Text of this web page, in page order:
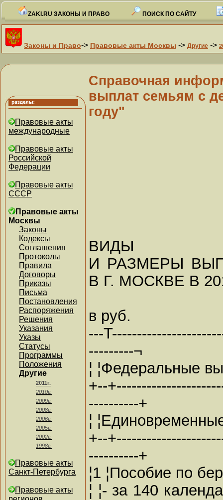
ZAKI.RU ЗАКОНЫ И ПРАВО ПОИСК ПО САЙТУ
Законы и Право-> Правовые акты Москвы -> Другие ->
Правовые акты
международные
Правовые акты
Российской
Федерации
Правовые акты
СССР
Правовые акты
Москвы
Законы
Кодексы
Соглашения
Протоколы
Правила
Договоры
Приказы
Письма
Постановления
Распоряжения
Решения
Указания
Указы
Статусы
Программы
Положения
Другие
2011г.
2010г.
2009г.
2008г.
2006г.
2005г.
2002г.
1998г.
Правовые акты
Санкт-Петербурга
Правовые акты
Справочная
выплат семьям с
году"
ВИДЫ
И РАЗМЕРЫ
В Г. МОСКВЕ В
в руб.
---
---------¬
¦ ¦Федеральные
+--
----------+
¦
+--
----------+
¦1 ¦Пособие по
¦ ¦- за 140